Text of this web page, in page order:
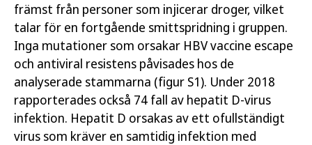
främst från personer som injicerar droger, vilket
talar för en fortgående smittspridning i gruppen.
Inga mutationer som orsakar HBV vaccine escape
och antiviral resistens påvisades hos de
analyserade stammarna (figur S1). Under 2018
rapporterades också 74 fall av hepatit D-virus
infektion. Hepatit D orsakas av ett ofullständigt
virus som kräver en samtidig infektion med